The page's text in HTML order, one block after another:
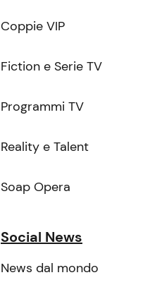
Coppie VIP
Fiction e Serie TV
Programmi TV
Reality e Talent
Soap Opera
Social News
News dal mondo